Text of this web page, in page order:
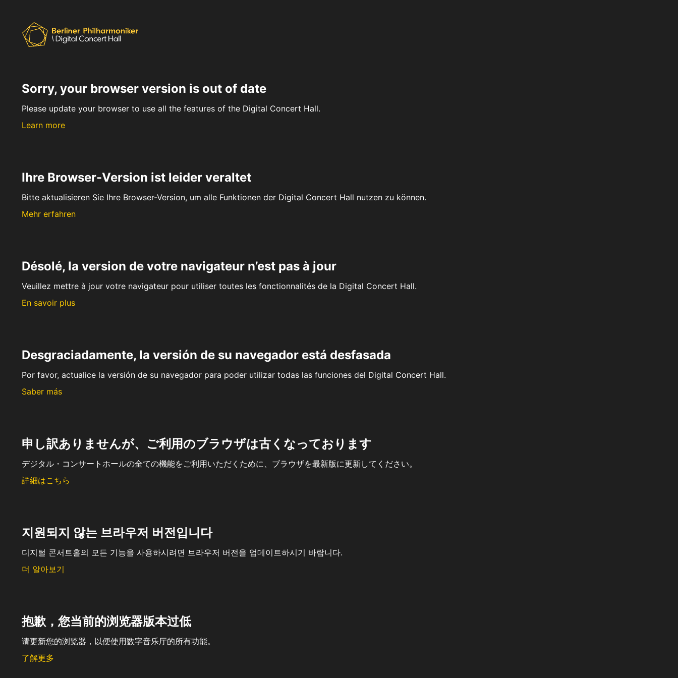
Sorry, your browser version is out of date
Please update your browser to use all the features of the Digital Concert Hall.
Learn more
Ihre Browser-Version ist leider veraltet
Bitte aktualisieren Sie Ihre Browser-Version, um alle Funktionen der Digital Concert Hall nutzen zu können.
Mehr erfahren
Désolé, la version de votre navigateur n’est pas à jour
Veuillez mettre à jour votre navigateur pour utiliser toutes les fonctionnalités de la Digital Concert Hall.
En savoir plus
Desgraciadamente, la versión de su navegador está desfasada
Por favor, actualice la versión de su navegador para poder utilizar todas las funciones del Digital Concert Hall.
Saber más
申し訳ありませんが、ご利用のブラウザは古くなっております
デジタル・コンサートホールの全ての機能をご利用いただくために、ブラウザを最新版に更新してください。
詳細はこちら
지원되지 않는 브라우저 버전입니다
디지털 콘서트홀의 모든 기능을 사용하시려면 브라우저 버전을 업데이트하시기 바랍니다.
더 알아보기
抱歉，您当前的浏览器版本过低
请更新您的浏览器，以便使用数字音乐厅的所有功能。
了解更多